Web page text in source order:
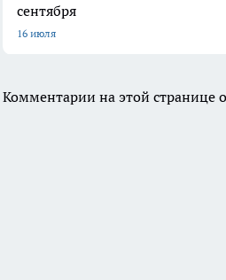
сентября
16 июля
Комментарии на этой странице